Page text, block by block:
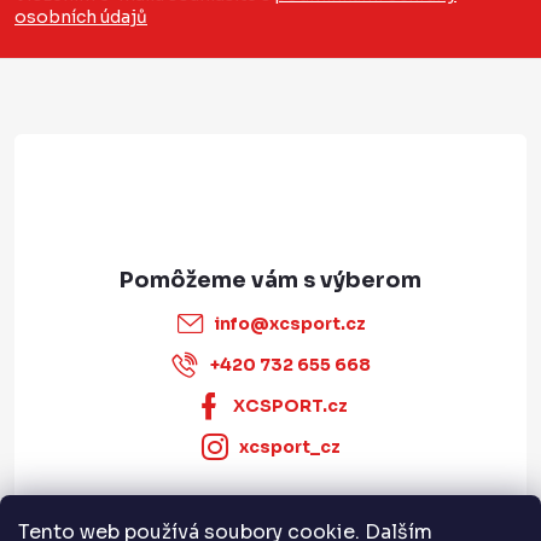
Tento web používá soubory cookie. Dalším
ý
p
äosobních údajů
info@xcsport.cz
+420 732 655 668
XCSPORT.cz
xcsport_cz